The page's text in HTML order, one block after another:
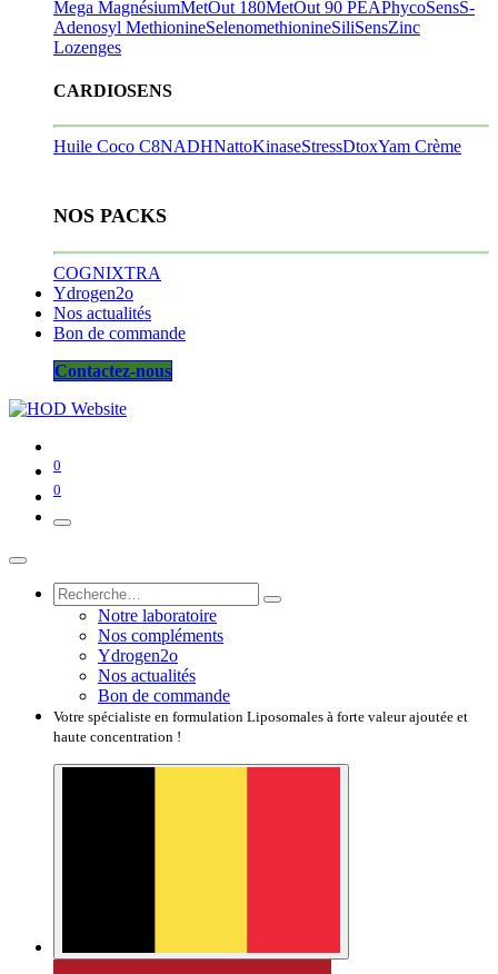
Mega MagnésiumMetOut 180MetOut 90 PEAPhycoSensS-
Adenosyl MethionineSelenomethionineSiliSensZinc
Lozenges
CARDIOSENS
Huile Coco C8NADHNattoKinaseStressDtoxYam Crème
NOS PACKS
COGNIXTRA
Ydrogen2o
Nos actualités
Bon de commande
Contactez-nous
0
0
Notre laboratoire
Nos compléments
Ydrogen2o
Nos actualités
Bon de commande
Votre spécialiste en formulation Liposomales à forte valeur ajoutée et
haute concentration !